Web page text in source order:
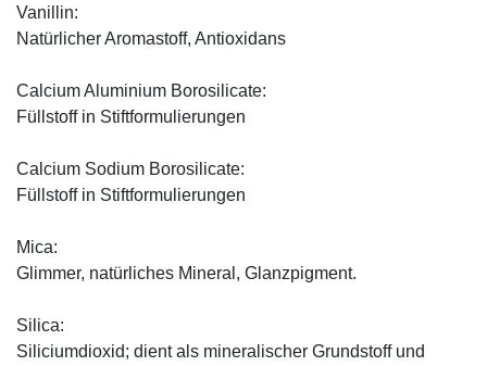
Vanillin:
Natürlicher Aromastoff, Antioxidans
Calcium Aluminium Borosilicate:
Füllstoff in Stiftformulierungen
Calcium Sodium Borosilicate:
Füllstoff in Stiftformulierungen
Mica:
Glimmer, natürliches Mineral, Glanzpigment.
Silica:
Siliciumdioxid; dient als mineralischer Grundstoff und